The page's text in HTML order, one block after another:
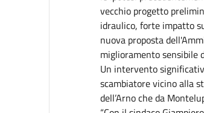
vecchio progetto
idraulico, forte impatto
nuova proposta
miglioramento sensibile
Un intervento
scambiatore vicino alla
dell’Arno che da